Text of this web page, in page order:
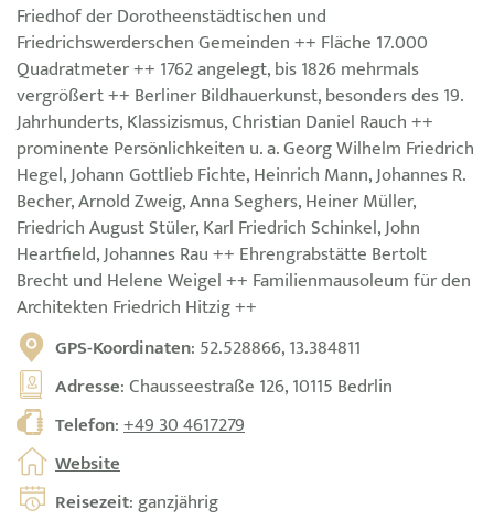
Friedhof der Dorotheenstädtischen und
Friedrichswerderschen Gemeinden ++ Fläche 17.000
Quadratmeter ++ 1762 angelegt, bis 1826 mehrmals
vergrößert ++ Berliner Bildhauerkunst, besonders des 19.
Jahrhunderts, Klassizismus, Christian Daniel Rauch ++
prominente Persönlichkeiten u. a. Georg Wilhelm Friedrich
Hegel, Johann Gottlieb Fichte, Heinrich Mann, Johannes R.
Becher, Arnold Zweig, Anna Seghers, Heiner Müller,
Friedrich August Stüler, Karl Friedrich Schinkel, John
Heartfield, Johannes Rau ++ Ehrengrabstätte Bertolt
Brecht und Helene Weigel ++ Familienmausoleum für den
Architekten Friedrich Hitzig ++
GPS-Koordinaten: 52.528866, 13.384811
Adresse: Chausseestraße 126, 10115 Bedrlin
Telefon:+49 30 4617279
Website
Reisezeit: ganzjährig